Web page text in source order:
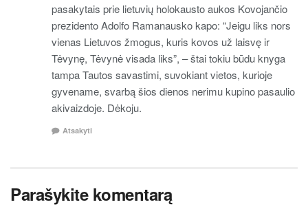
pasakytais prie lietuvių holokausto aukos Kovojančio
prezidento Adolfo Ramanausko kapo: “Jeigu liks nors
vienas Lietuvos žmogus, kuris kovos už laisvę ir
Tėvynę, Tėvynė visada liks”, – štai tokiu būdu knyga
tampa Tautos savastimi, suvokiant vietos, kurioje
gyvename, svarbą šios dienos nerimu kupino pasaulio
akivaizdoje. Dėkoju.
Atsakyti
Parašykite komentarą